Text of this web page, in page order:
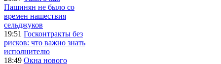
Пашинян не было со
времен нашествия
сельджуков
19:51 Госконтракты без
рисков: что важно знать
исполнителю
18:49 Окна нового